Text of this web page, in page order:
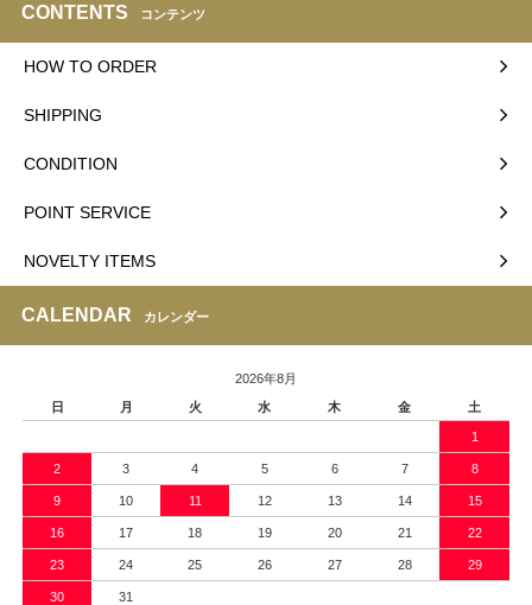
CONTENTS コンテンツ
HOW TO ORDER
SHIPPING
CONDITION
POINT SERVICE
NOVELTY ITEMS
CALENDAR カレンダー
2026年8月
日
月 火 水 木 金 土
1
2 3 4 5 6 7 8
9 10 11 12 13 14 15
16 17 18 19 20 21 22
23 24 25 26 27 28 29
30 31